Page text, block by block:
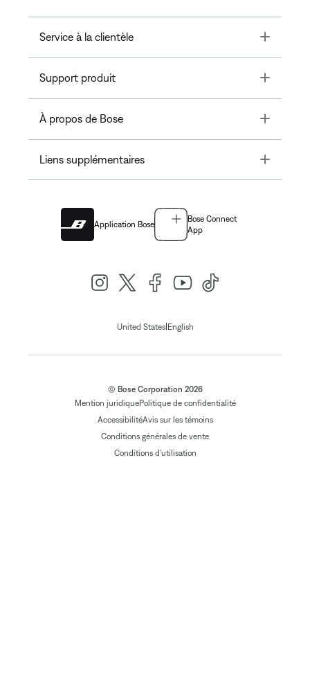
Service à la clientèle Toggle
Support produit Toggle
À propos de Bose Toggle
Liens supplémentaires Toggle
Application Bose
Bose Connect
App
United States| English
© Bose Corporation 2026
Mention juridiquePolitique de confidentialité
AccessibilitéAvis sur les témoins
Conditions générales de vente
Conditions d'utilisation